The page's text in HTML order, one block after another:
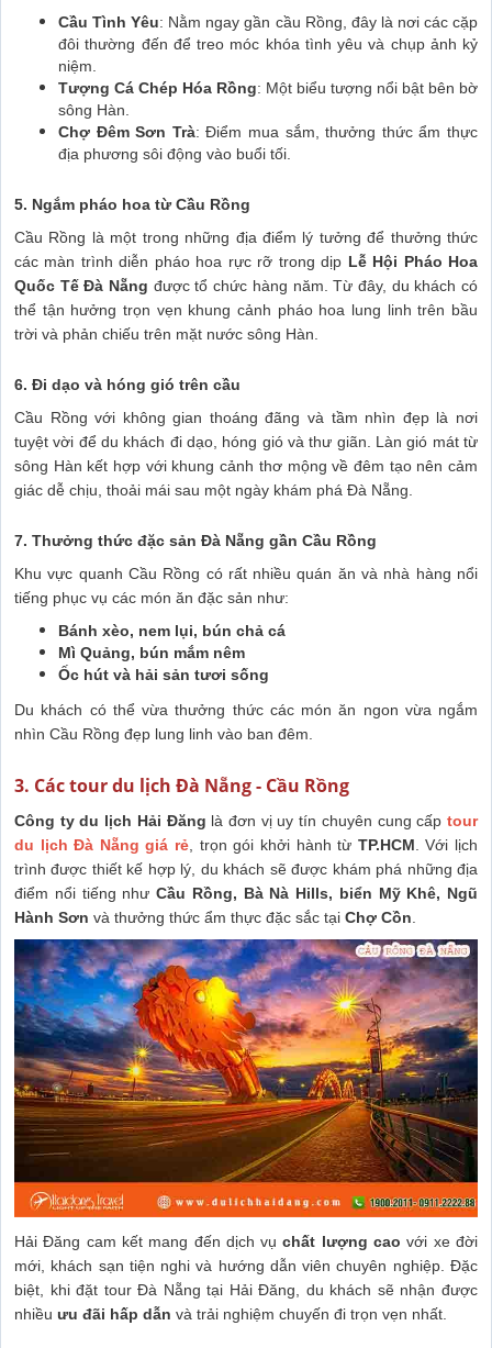
Cầu Tình Yêu: Nằm ngay gần cầu Rồng, đây là nơi các cặp
đôi thường đến để treo móc khóa tình yêu và chụp ảnh kỷ
niệm.
Tượng Cá Chép Hóa Rồng: Một biểu tượng nổi bật bên bờ
sông Hàn.
Chợ Đêm Sơn Trà: Điểm mua sắm, thưởng thức ẩm thực
địa phương sôi động vào buổi tối.
5. Ngắm pháo hoa từ Cầu Rồng
Cầu Rồng là một trong những địa điểm lý tưởng để thưởng thức
các màn trình diễn pháo hoa rực rỡ trong dịp Lễ Hội Pháo Hoa
Quốc Tế Đà Nẵng được tổ chức hàng năm. Từ đây, du khách có
thể tận hưởng trọn vẹn khung cảnh pháo hoa lung linh trên bầu
trời và phản chiếu trên mặt nước sông Hàn.
6. Đi dạo và hóng gió trên cầu
Cầu Rồng với không gian thoáng đãng và tầm nhìn đẹp là nơi
tuyệt vời để du khách đi dạo, hóng gió và thư giãn. Làn gió mát từ
sông Hàn kết hợp với khung cảnh thơ mộng về đêm tạo nên cảm
giác dễ chịu, thoải mái sau một ngày khám phá Đà Nẵng.
7. Thưởng thức đặc sản Đà Nẵng gần Cầu Rồng
Khu vực quanh Cầu Rồng có rất nhiều quán ăn và nhà hàng nổi
tiếng phục vụ các món ăn đặc sản như:
Bánh xèo, nem lụi, bún chả cá
Mì Quảng, bún mắm nêm
Ốc hút và hải sản tươi sống
Du khách có thể vừa thưởng thức các món ăn ngon vừa ngắm
nhìn Cầu Rồng đẹp lung linh vào ban đêm.
3. Các tour du lịch Đà Nẵng - Cầu Rồng
Công ty du lịch Hải Đăng là đơn vị uy tín chuyên cung cấptour
du lịch Đà Nẵng giá rẻ, trọn gói khởi hành từ TP.HCM. Với lịch
trình được thiết kế hợp lý, du khách sẽ được khám phá những địa
điểm nổi tiếng như Cầu Rồng, Bà Nà Hills, biển Mỹ Khê, Ngũ
Hành Sơn và thưởng thức ẩm thực đặc sắc tại Chợ Cồn.
Hải Đăng cam kết mang đến dịch vụchất lượng cao với xe đời
mới, khách sạn tiện nghi và hướng dẫn viên chuyên nghiệp. Đặc
biệt, khi đặt tour Đà Nẵng tại Hải Đăng, du khách sẽ nhận được
nhiều ưu đãi hấp dẫn và trải nghiệm chuyến đi trọn vẹn nhất.